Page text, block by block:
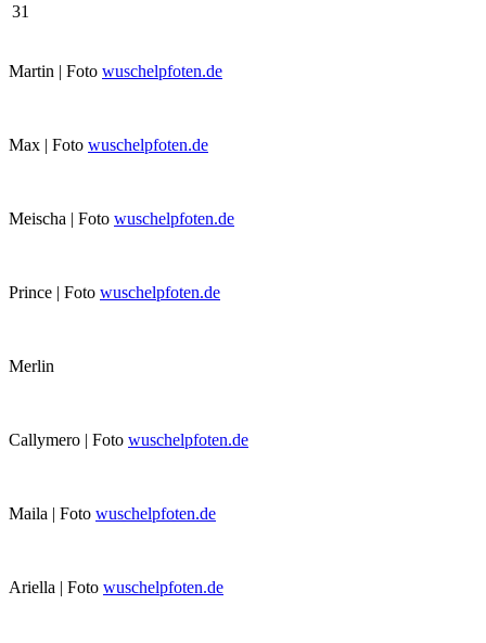
31
Martin | Foto wuschelpfoten.de
Max | Foto wuschelpfoten.de
Meischa | Foto wuschelpfoten.de
Prince | Foto wuschelpfoten.de
Merlin
Callymero | Foto wuschelpfoten.de
Maila | Foto wuschelpfoten.de
Ariella | Foto wuschelpfoten.de